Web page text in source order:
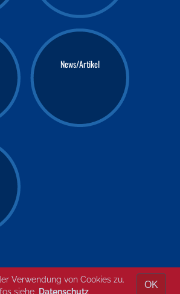
News/Artikel
Verwendung von Cookies zu.
siehe
Datenschutz
OK